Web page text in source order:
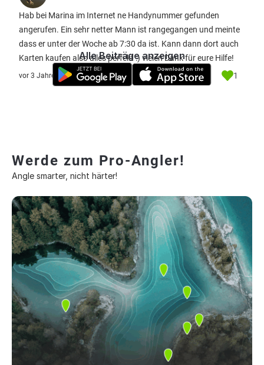
Hab bei Marina im Internet ne Handynummer gefunden
angerufen. Ein sehr netter Mann ist rangegangen und meinte
dass er unter der Woche ab 7:30 da ist. Kann dann dort auch
Karten kaufen also alles perfekt :) vielen Dank für eure Hilfe!
vor 3 Jahre 1
Alle Beiträge anzeigen
Werde zum Pro-Angler!
Angle smarter, nicht härter!